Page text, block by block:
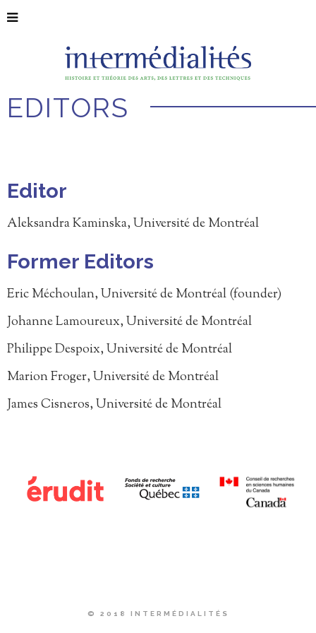
EDITORS
Editor
Aleksandra Kaminska, Université de Montréal
Former Editors
Eric Méchoulan, Université de Montréal (founder)
Johanne Lamoureux, Université de Montréal
Philippe Despoix, Université de Montréal
Marion Froger, Université de Montréal
James Cisneros, Université de Montréal
© 2018 INTERMÉDIALITÉS